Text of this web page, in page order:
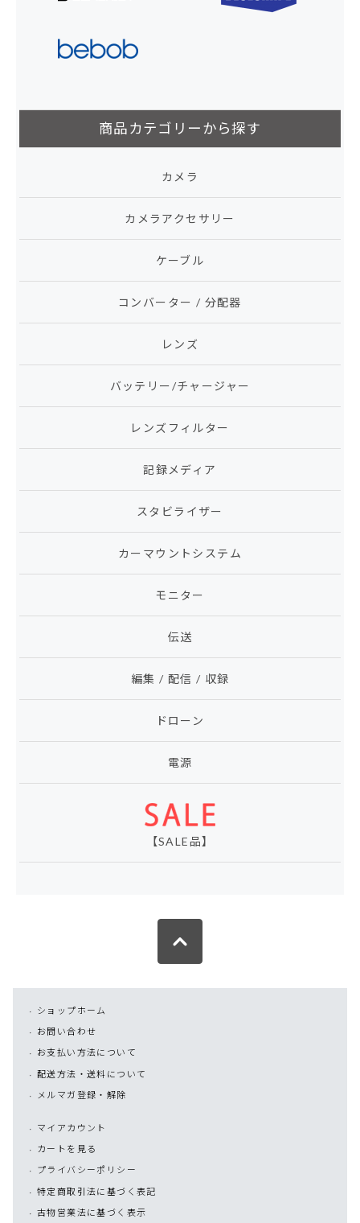
商品カテゴリーから探す
カメラ
カメラアクセサリー
ケーブル
コンバーター / 分配器
レンズ
バッテリー/チャージャー
レンズフィルター
記録メディア
スタビライザー
カーマウントシステム
モニター
伝送
編集 / 配信 / 収録
ドローン
電源
【SALE品】
ショップホーム
お問い合わせ
お支払い方法について
配送方法・送料について
メルマガ登録・解除
マイアカウント
カートを見る
プライバシーポリシー
特定商取引法に基づく表記
古物営業法に基づく表示